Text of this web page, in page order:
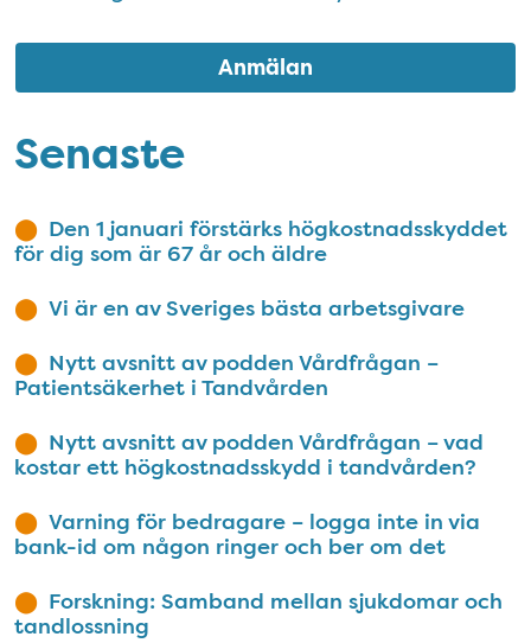
Anmälan
Senaste
Den 1 januari förstärks högkostnadsskyddet
för dig som är 67 år och äldre
Vi är en av Sveriges bästa arbetsgivare
Nytt avsnitt av podden Vårdfrågan –
Patientsäkerhet i Tandvården
Nytt avsnitt av podden Vårdfrågan – vad
kostar ett högkostnadsskydd i tandvården?
Varning för bedragare – logga inte in via
bank-id om någon ringer och ber om det
Forskning: Samband mellan sjukdomar och
tandlossning